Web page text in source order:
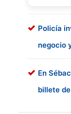
Policía
negocio
En
billete